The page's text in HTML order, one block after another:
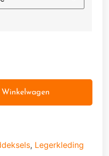
Winkelwagen
, Legerkleding